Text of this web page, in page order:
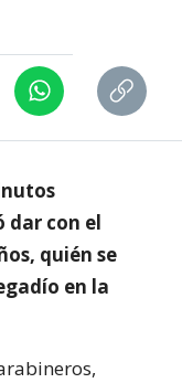
dar con el
quién se
en la